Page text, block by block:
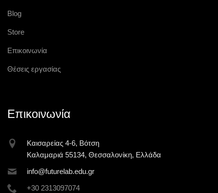
Blog
Store
Επικοινωνία
Θέσεις εργασίας
Επικοινωνία
Καισαρείας 4-6, Βότση
Καλαμαριά 55134, Θεσσαλονίκη, Ελλάδα
info@futurelab.edu.gr
+30 2313097074